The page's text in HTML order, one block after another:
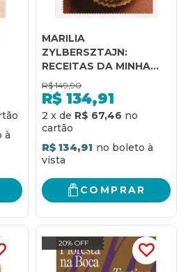
MARILIA
ZYLBERSZTAJN:
RECEITAS DA MINHA
COZINHA PARA A SUA
CASA
R$ 149,90
R$ 134,91
2 x de R$ 67,46
R$ 134,91
COMPRAR
20% OFF